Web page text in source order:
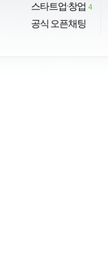
스타트업·창업 4
공식 오픈채팅